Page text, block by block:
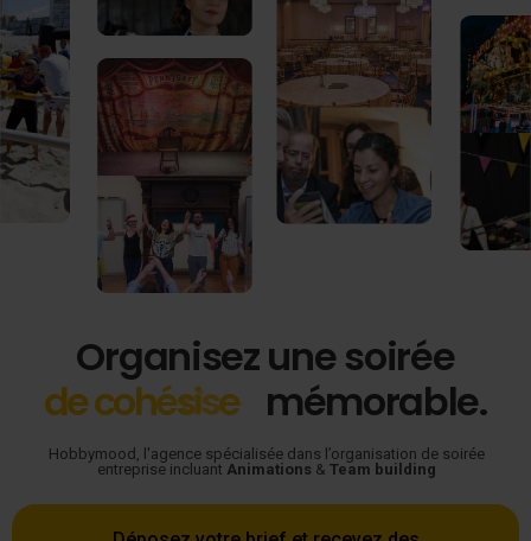
Organisez une soirée
decohésion mémorable.
Hobbymood, l'agence spécialisée dans l’organisation de soirée
entreprise incluant Animations & Team building